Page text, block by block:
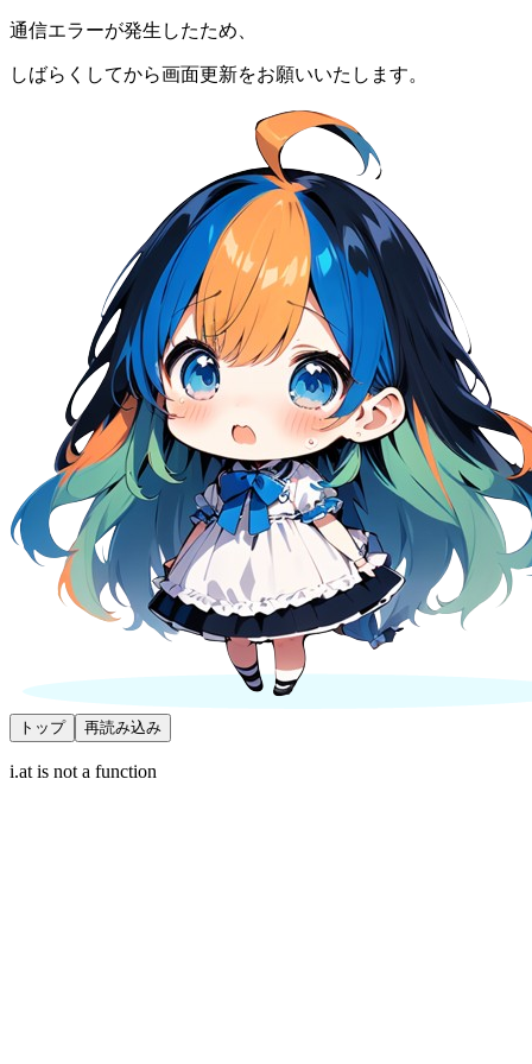
通信エラーが発生したため、
しばらくしてから画面更新をお願いいたします。
トップ 再読み込み
i.at is not a function